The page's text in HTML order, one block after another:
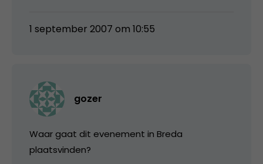
1 september 2007 om 10:55
gozer
Waar gaat dit evenement in Breda
plaatsvinden?